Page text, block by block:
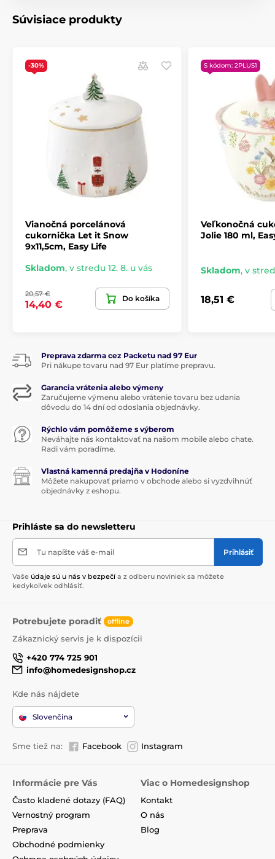
Súvisiace produkty
-30%
Vianočná porcelánová
cukornička Let it Snow
9x11,5cm, Easy Life
Skladom, v stredu 12. 8. u vás
20,57 €
14,40 €
Do košíka
S kódom: 2PLUS1
Veľkonočná
Jolie 180 ml,
Skladom, v
18,51 €
Preprava zdarma cez Packetu nad 97 Eur
Pri nákupe tovaru nad 97 Eur platíme prepravu.
Garancia vrátenia alebo výmeny
Zaručujeme výmenu alebo vrátenie tovaru bez udania
dôvodu do 14 dní od odoslania objednávky.
Rýchlo vám pomôžeme s výberom
Neváhajte nás kontaktovať na našom mobile alebo chate.
Radi vám poradíme.
Vlastná kamenná predajňa v Hodoníne
Môžete nakupovať priamo v obchode alebo si vyzdvihnúť
objednávky z eshopu.
Prihláste sa do newsletteru
Tu napíšte váš e-mail Prihlásiť
Vaše údaje sú u nás v bezpečí a z odberu noviniek sa môžete
kedykoľvek odhlásiť.
Potrebujete poradiť offline
Zákaznický servis je k dispozícii
+420 774 725 901
info@homedesignshop.cz
Kde nás nájdete
Slovenčina
Sme tiež na: Facebook Instagram
Informácie pre Vás
Často kladené dotazy (FAQ)
Vernostný program
Preprava
Obchodné podmienky
Viac o Homedesignshop
Kontakt
O nás
Blog